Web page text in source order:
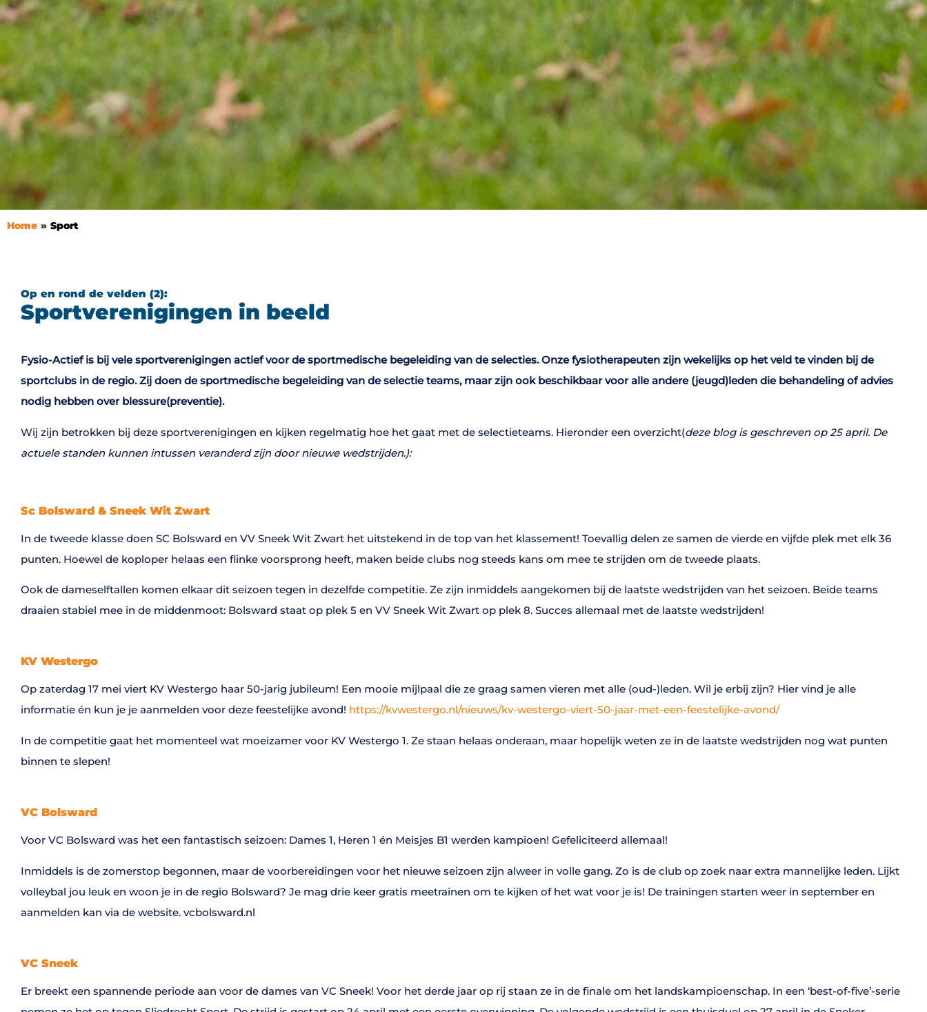
Home Sport
Op en rond de velden (2):
Sportverenigingen in beeld
Fysio-Actief is bij vele sportverenigingen actief voor de sportmedische begeleiding van de selecties. Onze fysiotherapeuten zijn wekelijks op het veld te vinden bij de
sportclubs in de regio. Zij doen de sportmedische begeleiding van de selectie teams, maar zijn ook beschikbaar voor alle andere (jeugd)leden die behandeling of advies
nodig hebben over blessure(preventie).
Wij zijn betrokken bij deze sportverenigingen en kijken regelmatig hoe het gaat met de selectieteams. Hieronder een overzicht(deze blog is geschreven op 25 april. De
actuele standen kunnen intussen veranderd zijn door nieuwe wedstrijden.):
Sc Bolsward & Sneek Wit Zwart
In de tweede klasse doen SC Bolsward en VV Sneek Wit Zwart het uitstekend in de top van het klassement! Toevallig delen ze samen de vierde en vijfde plek met elk 36
punten. Hoewel de koploper helaas een flinke voorsprong heeft, maken beide clubs nog steeds kans om mee te strijden om de tweede plaats.
Ook de dameselftallen komen elkaar dit seizoen tegen in dezelfde competitie. Ze zijn inmiddels aangekomen bij de laatste wedstrijden van het seizoen. Beide teams
draaien stabiel mee in de middenmoot: Bolsward staat op plek 5 en VV Sneek Wit Zwart op plek 8. Succes allemaal met de laatste wedstrijden!
KV Westergo
Op zaterdag 17 mei viert KV Westergo haar 50-jarig jubileum! Een mooie mijlpaal die ze graag samen vieren met alle (oud-)leden. Wil je erbij zijn? Hier vind je alle
informatie én kun je je aanmelden voor deze feestelijke avond! https://kvwestergo.nl/nieuws/kv-westergo-viert-50-jaar-met-een-feestelijke-avond/
In de competitie gaat het momenteel wat moeizamer voor KV Westergo 1. Ze staan helaas onderaan, maar hopelijk weten ze in de laatste wedstrijden nog wat punten
binnen te slepen!
VC Bolsward
Voor VC Bolsward was het een fantastisch seizoen: Dames 1, Heren 1 én Meisjes B1 werden kampioen! Gefeliciteerd allemaal!
Inmiddels is de zomerstop begonnen, maar de voorbereidingen voor het nieuwe seizoen zijn alweer in volle gang. Zo is de club op zoek naar extra mannelijke leden. Lijkt
volleybal jou leuk en woon je in de regio Bolsward? Je mag drie keer gratis meetrainen om te kijken of het wat voor je is! De trainingen starten weer in september en
aanmelden kan via de website. vcbolsward.nl
VC Sneek
Er breekt een spannende periode aan voor de dames van VC Sneek! Voor het derde jaar op rij staan ze in de finale om het landskampioenschap. In een ‘best-of-five’-serie